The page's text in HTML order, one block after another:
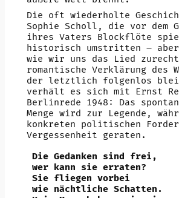
Die oft wiederholte
Sophie Scholl, die vor dem
ihres Vaters Blockflöte
historisch umstritten –
wie wir uns das Lied
romantische Verklärung des
der letztlich folgenlos
verhält es sich mit Ernst
Berlinrede 1948: Das
Menge wird zur Legende,
konkreten politischen
Vergessenheit geraten.
Die Gedanken sind frei,
wer kann sie erraten?
Sie fliegen vorbei
wie nächtliche Schatten.